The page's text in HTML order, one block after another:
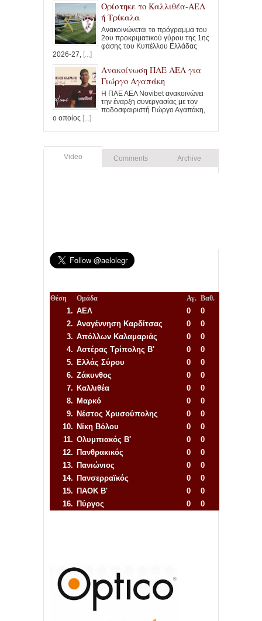
Ορίστηκε το Καλλιθέα-ΑΕΛ
ή Τρίκαλα
Ανακοινώνεται το πρόγραμμα του
2ου προκριματικού γύρου της 1ης
φάσης του Κυπέλλου Ελλάδας
2026-27, [...]
Ανακοίνωση ΠΑΕ ΑΕΛ για
Γιώργο Αγαπάκη
Η ΠΑΕ ΑΕΛ Novibet ανακοινώνει
την έναρξη συνεργασίας με τον
ποδοσφαιριστή Γιώργο Αγαπάκη,
ο οποίος [...]
Video Comments Archive
Θέση Ομάδα Αγ. Βαθ.
1. ΑΕΛ 0
0
2. Αναγέννηση Καρδίτσας 0
0
3. Απόλλων Καλαμαριάς 0
0
4. Αστέρας Τρίπολης Β' 0
0
5. Ελλάς Σύρου 0
0
6. Ζάκυνθος 0
0
7. Καλλιθέα 0
0
8. Μαρκό 0
0
9. Νέστος Χρυσούπολης 0
0
10. Νίκη Βόλου 0
0
11. Ολυμπιακός Β' 0
0
12. Πανθρακικός 0
0
13. Πανιώνιος 0
0
14. Πανσερραϊκός 0
0
15. ΠΑΟΚ Β' 0
0
16. Πύργος 0
0